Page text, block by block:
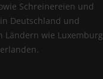
Schreinereien und
Deutschland und
Ländern wie Luxemburg